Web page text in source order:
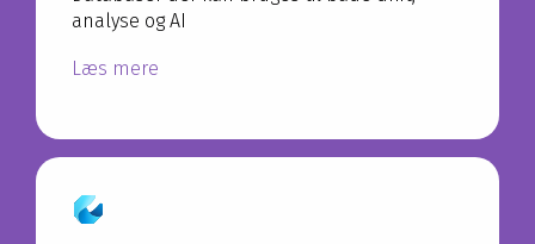
analyse og AI
Læs mere